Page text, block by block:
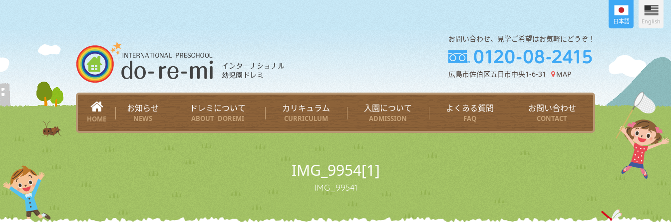
お問い合わせ、見学ご希望はお気軽にどうぞ！
広島市佐伯区五日市中央1-6-31 MAP
日本語 English
HOME
お知らせ
NEWS
ドレミについて
ABOUT DOREMI
カリキュラム
CURRICULUM
入園について
ADMISSION
よくある質問
FAQ
お問い合わせ
CONTACT
IMG_9954[1]
IMG_99541